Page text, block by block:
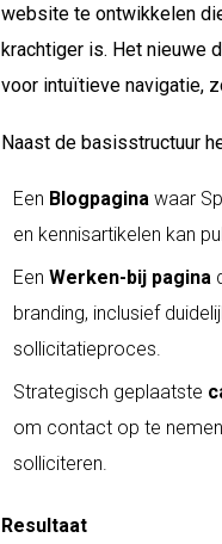
website te ontwikkelen
krachtiger is. Het nieuwe
voor intuïtieve navigatie,
Naast de basisstructuur
Een Blogpagina waar
en kennisartikelen kan
EenWerken-bij pagina
branding, inclusief
sollicitatieproces.
Strategisch geplaatste
om contact op te
solliciteren.
Resultaat